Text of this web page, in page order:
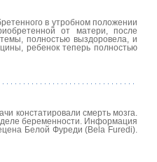
в утробном положении
от матери, после
полностью выздоровела, и
ребенок теперь полностью
констатировали смерть мозга.
беременности. Информация
Белой Фуреди (Bela Furedi).